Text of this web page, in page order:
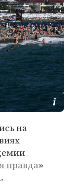
на
правда»